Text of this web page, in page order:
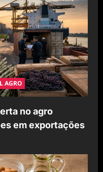
AGRO
no agro
em exportações